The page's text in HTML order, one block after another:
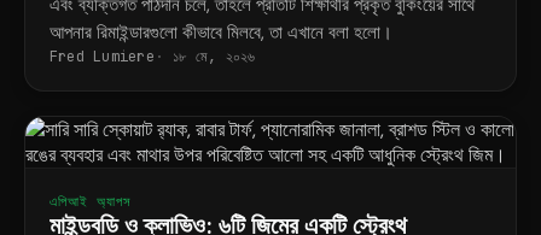
এবং ব্যক্তিগত পাঠদান চলে, তাহলে প্রতিটি শিক্ষার্থীর প্রকৃত বুকিংয়ের সাথে
আপনার রিমাইন্ডারগুলো কীভাবে মিলবে, তা এখানে বলা হলো।
Fred Lumiere ১৮ মে, ২০২৬
এপিআই অ্যাপস
মাইন্ডবডি ও ক্লাভিও: ৬টি জিমের একটি স্ট্রেংথ